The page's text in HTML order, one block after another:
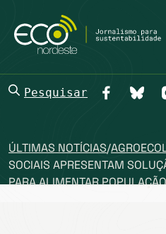
Pesquisar
ÚLTIMAS NOTÍCIAS/
SOCIAIS APRESENTAM
PARA ALIMENTAR